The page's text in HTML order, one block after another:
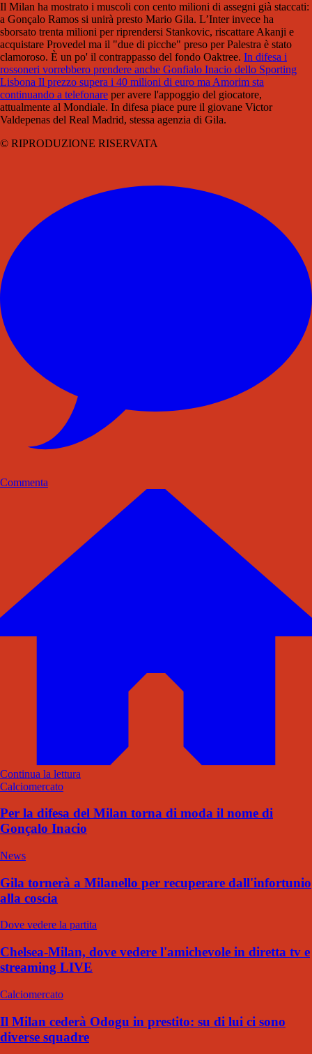
Il Milan ha mostrato i muscoli con cento milioni di assegni già staccati:
a Gonçalo Ramos si unirà presto Mario Gila. L’Inter invece ha
sborsato trenta milioni per riprendersi Stankovic, riscattare Akanji e
acquistare Provedel ma il "due di picche" preso per Palestra è stato
clamoroso. È un po' il contrappasso del fondo Oaktree. In difesa i
rossoneri vorrebbero prendere anche Gonfialo Inacio dello Sporting
Lisbona Il prezzo supera i 40 milioni di euro ma Amorim sta
continuando a telefonare per avere l'appoggio del giocatore,
attualmente al Mondiale. In difesa piace pure il giovane Victor
Valdepenas del Real Madrid, stessa agenzia di Gila.
© RIPRODUZIONE RISERVATA
Commenta
Continua la lettura
Calciomercato
Per la difesa del Milan torna di moda il nome di
Gonçalo Inacio
News
Gila tornerà a Milanello per recuperare dall'infortunio
alla coscia
Dove vedere la partita
Chelsea-Milan, dove vedere l'amichevole in diretta tv e
streaming LIVE
Calciomercato
Il Milan cederà Odogu in prestito: su di lui ci sono
diverse squadre